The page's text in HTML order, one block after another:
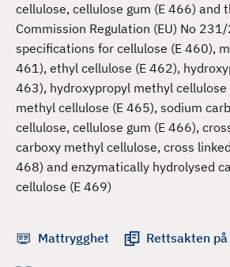
cellulose, cellulose gum (E 466) and
Commission Regulation (EU) No
specifications for cellulose (E 460),
461), ethyl cellulose (E 462),
463), hydroxypropyl methyl
methyl cellulose (E 465), sodium
cellulose, cellulose gum (E 466),
carboxy methyl cellulose, cross
468) and enzymatically hydrolysed
cellulose (E 469)
Mattrygghet Rettsakten på